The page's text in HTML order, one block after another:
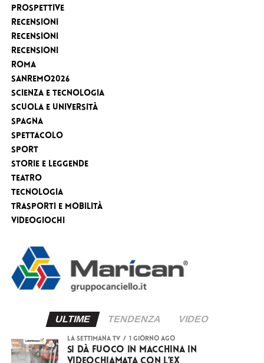
Prospettive
Recensioni
Recensioni
Recensioni
Roma
Sanremo2026
Scienza e tecnologia
Scuola e Università
Spagna
Spettacolo
sport
Storie e leggende
Teatro
Tecnologia
Trasporti e Mobilità
videogiochi
ULTIME TENDENZA VIDEO
LA SETTIMANA TV 1 giorno ago
Si dà fuoco in macchina in